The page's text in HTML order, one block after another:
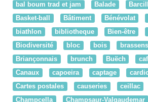
bal boum trad et jam
Balade
Basket-ball
Bâtiment Bénévolat
biathlon
bibliotheque Bien-être
Biodiversité
bloc bois brassens
Briançonnais
brunch Buëch
Canaux
capoeira captage
Cartes postales
causeries ceillac
Champcella
Champsaur-Valgaudemar